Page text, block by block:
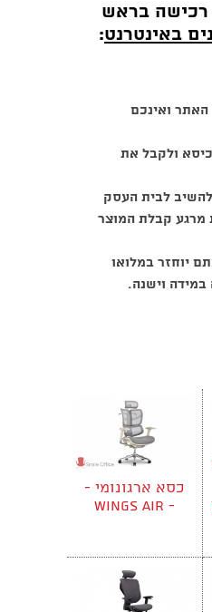
רכישה בראש
באינטרנט:
ואינכם
ולקבל את
לבית העסק
מרגע קבלת המוצר
יוחזר במלואו
וישנה.
כסא ארגונומי -
Wings Air -